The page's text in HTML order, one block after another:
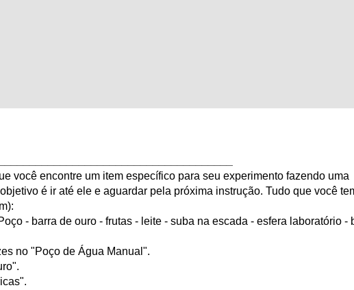
você encontre um item específico para seu experimento fazendo uma
é ir até ele e aguardar pela próxima instrução. Tudo que você
- barra de ouro - frutas - leite - suba na escada - esfera laboratório -
no "Poço de Água Manual".